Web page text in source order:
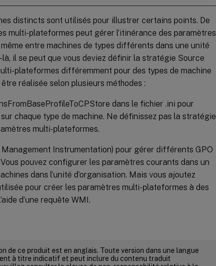
distincts sont utilisés pour illustrer certains points. De
multi-plateformes peut gérer l’itinérance des paramètres
entre machines de types différents dans une unité
il se peut que vous deviez définir la stratégie Source
plateformes différemment pour des types de machine
réalisée selon plusieurs méthodes :
dans le fichier .ini pour
chaque type de machine. Ne définissez pas la stratégie
multi-plateformes.
Instrumentation) pour gérer différents GPO
pouvez configurer les paramètres courants dans un
dans l’unité d’organisation. Mais vous ajoutez
pour créer les paramètres multi-plateformes à des
d’une requête WMI.
de ce produit est en anglais. Toute version dans une langue
à titre indicatif et peut inclure du contenu traduit